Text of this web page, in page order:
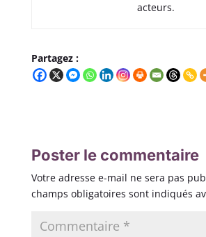
acteurs.
Partagez :
Poster le commentaire
Votre adresse e-mail ne sera pas
champs obligatoires sont indiqués